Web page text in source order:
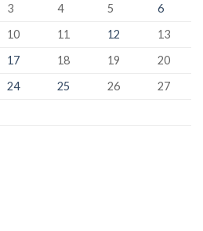
SMAN
Bandung
Lulus
100%
3 4 5
6
10 11 12
13
17 18 19
20
24 25 26
27